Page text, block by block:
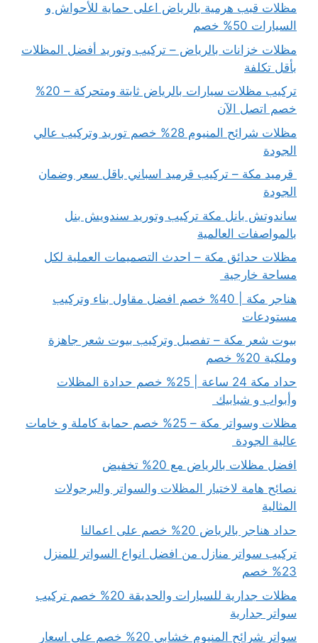
مظلات قبب هرمية بالرياض اعلى حماية للأحواش و
السيارات 50% خصم
مظلات خزانات بالرياض – تركيب وتوريد أفضل المظلات
بأقل تكلفة
تركيب مظلات سيارات بالرياض ثابتة ومتحركة – 20%
خصم اتصل الآن
مظلات شرائح المنيوم 28% خصم توريد وتركيب عالي
الجودة
قرميد مكة – تركيب قرميد اسباني باقل سعر وضمان
الجودة
ساندوتش بانل مكة تركيب وتوريد سندويش بنل
بالمواصفات العالمية
مظلات حدائق مكة – احدث التصميمات العملية لكل
مساحة خارجية
هناجر مكة | 40% خصم افضل مقاول بناء وتركيب
مستودعات
بيوت شعر مكة – تفصيل وتركيب بيوت شعر جاهزة
وملكية 20% خصم
حداد مكة 24 ساعة | 25% خصم حدادة المظلات
وأبواب و شبابيك
مظلات وسواتر مكة – 25% خصم حماية كاملة و خامات
عالية الجودة
افضل مظلات بالرياض مع 20% تخفيض
نصائح هامة لاختيار المظلات والسواتر والبرجولات
المثالية
حداد هناجر بالرياض 20% خصم على اعمالنا
تركيب سواتر منازل من افضل انواع السواتر للمنزل
23% خصم
مظلات جدارية للسيارات والحديقة 20% خصم تركيب
سواتر جدارية
سواتر شرائح المنيوم خشابي 20% خصم على اسعار